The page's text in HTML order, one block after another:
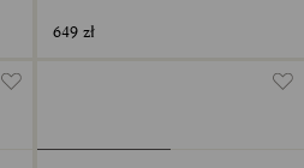
649 zł